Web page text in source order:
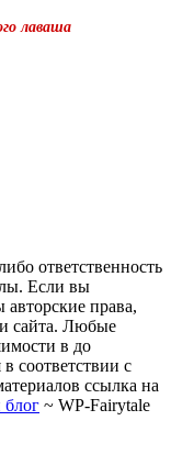
лаваша
ответственность
Если вы
права,
сайта. Любые
в до
соответствии с
ссылка на
~ WP-Fairytale